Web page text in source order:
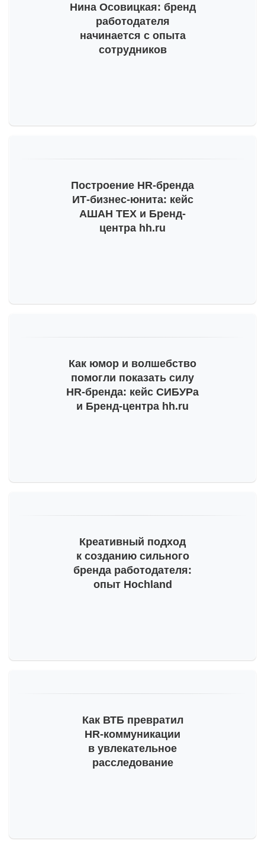
просмотрите папку «Спам».
Нина Осовицкая: бренд
работодателя
начинается с опыта
сотрудников
Построение HR-бренда
ИТ-бизнес-юнита: кейс
АШАН ТЕХ и Бренд-
центра hh.ru
Как юмор и волшебство
помогли показать силу
HR-бренда: кейс СИБУРа
и Бренд-центра hh.ru
Креативный подход
к созданию сильного
бренда работодателя:
опыт Hochland
Как ВТБ превратил
HR-коммуникации
в увлекательное
расследование